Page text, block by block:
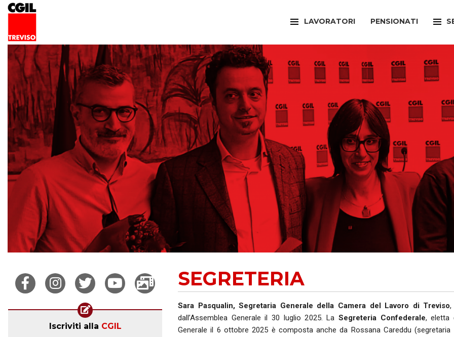
LAVORATORI
FILCAMS
FILCTEM
FILT
FISAC
FLAI
FLC
FP
NIDIL
SILP
SLC
PENSIONATI
CAAF
SUNIA
AUSER
SEGRETERIA
Sara Pasqualin, Segretaria Generale della Camera del Lavoro di Treviso,
dall’Assemblea Generale il 30 luglio 2025. La Segreteria Confederale, eletta
Generale il 6 ottobre 2025 è composta anche da Rossana Careddu (segretaria
Iscriviti alla CGIL